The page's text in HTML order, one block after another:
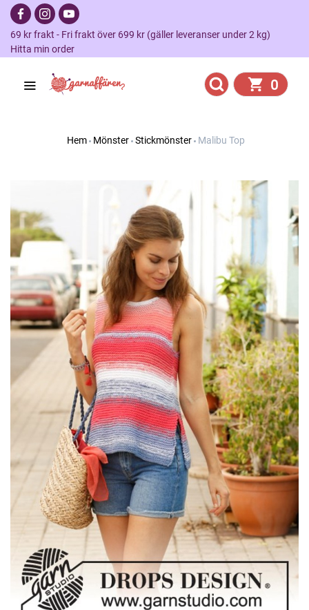
69 kr frakt - Fri frakt över 699 kr (gäller leveranser under 2 kg)
Hitta min order
0
Hem Mönster Stickmönster Malibu Top